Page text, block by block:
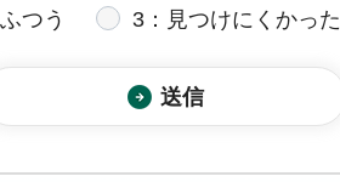
つう 3：見つけにくかった